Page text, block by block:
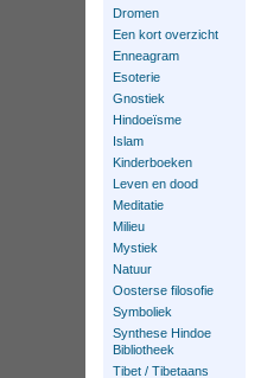
Dromen
Een kort overzicht
Enneagram
Esoterie
Gnostiek
Hindoeïsme
Islam
Kinderboeken
Leven en dood
Meditatie
Milieu
Mystiek
Natuur
Oosterse filosofie
Symboliek
Synthese Hindoe
Bibliotheek
Tibet / Tibetaans